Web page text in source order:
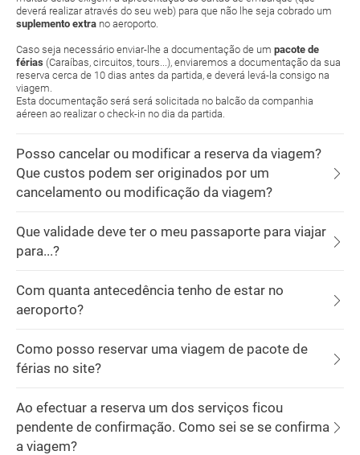
deverá realizar através do seu web) para que não lhe seja cobrado um
suplemento extra no aeroporto.
Caso seja necessário enviar-lhe a documentação de um pacote de
férias (Caraíbas, circuitos, tours...), enviaremos a documentação da sua
reserva cerca de 10 dias antes da partida, e deverá levá-la consigo na
viagem.
Esta documentação será será solicitada no balcão da companhia
aéreen ao realizar o check-in no dia da partida.
Posso cancelar ou modificar a reserva da viagem?
Que custos podem ser originados por um
cancelamento ou modificação da viagem?
Que validade deve ter o meu passaporte para viajar
para...?
Com quanta antecedência tenho de estar no
aeroporto?
Como posso reservar uma viagem de pacote de
férias no site?
Ao efectuar a reserva um dos serviços ficou
pendente de confirmação. Como sei se se confirma
a viagem?